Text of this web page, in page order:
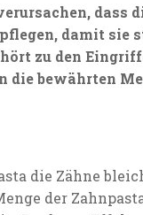
dass
damit sie
zu den
die bewährten
die Zähne
der